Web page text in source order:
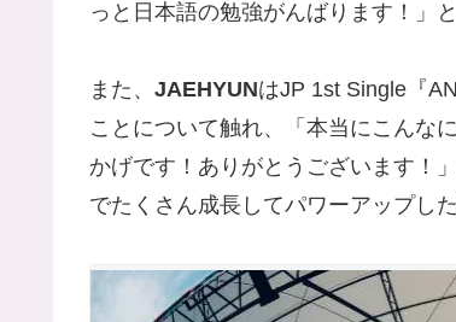
っと日本語の勉強がんばります！」
また、 JAEHYUNはJP 1st Single『
ことについて触れ、「本当にこんな
かげです！ありがとうございます！
でたくさん成長してパワーアップし